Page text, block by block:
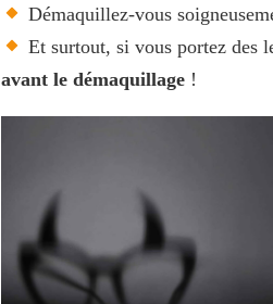
Démaquillez-vous
Et surtout, si vous portez des
avant le démaquillage!